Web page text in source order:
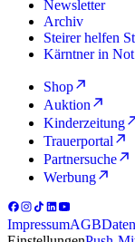
Newsletter
Archiv
Steirer helfen
Kärntner in Not
Shop
Auktion
Kinderzeitung
Trauerportal
Partnersuche
Werbung
ImpressumAGB